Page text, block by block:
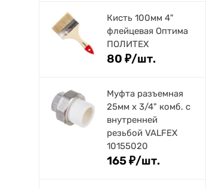
Кисть 100мм 4"
флейцевая Оптима
ПОЛИТЕХ
80 ₽/шт.
Муфта разъемная
25мм х 3/4" комб. с
внутренней
резьбой VALFEX
10155020
165₽/шт.